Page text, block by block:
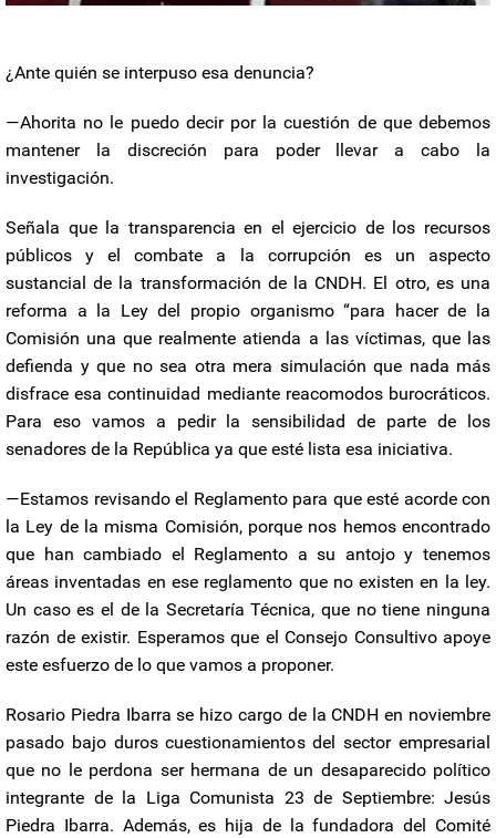
¿Ante quién se interpuso esa denuncia?
—Ahorita no le puedo decir por la cuestión de que debemos
mantener la discreción para poder llevar a cabo la
investigación.
Señala que la transparencia en el ejercicio de los recursos
públicos y el combate a la corrupción es un aspecto
sustancial de la transformación de la CNDH. El otro, es una
reforma a la Ley del propio organismo “para hacer de la
Comisión una que realmente atienda a las víctimas, que las
defienda y que no sea otra mera simulación que nada más
disfrace esa continuidad mediante reacomodos burocráticos.
Para eso vamos a pedir la sensibilidad de parte de los
senadores de la República ya que esté lista esa iniciativa.
—Estamos revisando el Reglamento para que esté acorde con
la Ley de la misma Comisión, porque nos hemos encontrado
que han cambiado el Reglamento a su antojo y tenemos
áreas inventadas en ese reglamento que no existen en la ley.
Un caso es el de la Secretaría Técnica, que no tiene ninguna
razón de existir. Esperamos que el Consejo Consultivo apoye
este esfuerzo de lo que vamos a proponer.
Rosario Piedra Ibarra se hizo cargo de la CNDH en noviembre
pasado bajo duros cuestionamientos del sector empresarial
que no le perdona ser hermana de un desaparecido político
integrante de la Liga Comunista 23 de Septiembre: Jesús
Piedra Ibarra. Además, es hija de la fundadora del Comité